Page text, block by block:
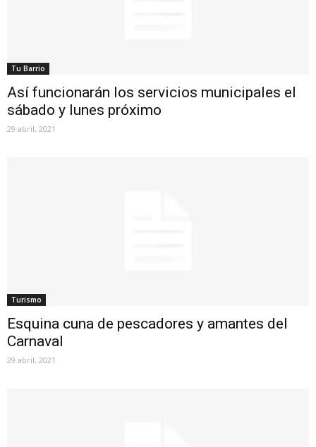
Tu Barrio
Así funcionarán los servicios municipales el
sábado y lunes próximo
29 abril, 2021
Turismo
Esquina cuna de pescadores y amantes del
Carnaval
29 abril, 2021